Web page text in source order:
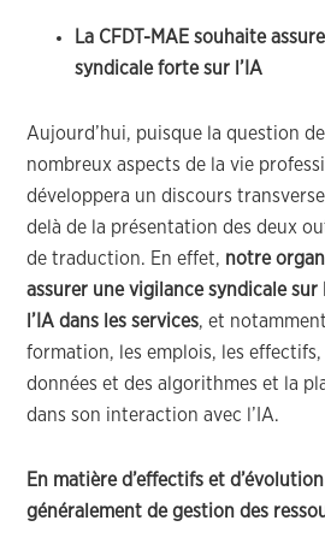
La CFDT-MAE souhaite
syndicale forte sur l’IA
Aujourd’hui, puisque la question
nombreux aspects de la vie
développera un discours
delà de la présentation des deux
de traduction. En effet, notre
assurer une vigilance syndicale sur
l’IA dans les services, et
formation, les emplois, les
données et des algorithmes et la
dans son interaction avec l’IA.
En matière d’effectifs et
généralement de gestion des